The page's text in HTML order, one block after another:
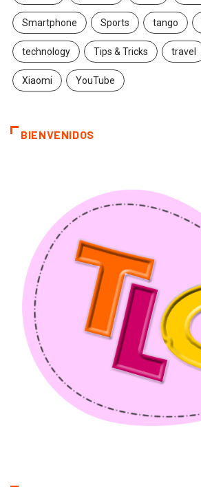
Smartphone Sports tango
technology Tips & Tricks travel
Xiaomi YouTube
BIENVENIDOS